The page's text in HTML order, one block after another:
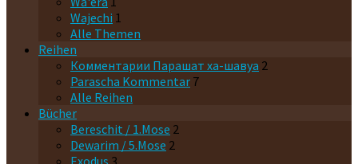
Wajechi 1
Alle Themen
Reihen
Комментарии Парашaт ха-шавyа 2
Parascha Kommentar 7
Alle Reihen
Bücher
Bereschit / 1.Mose 2
Dewarim / 5.Mose 2
Exodus 3